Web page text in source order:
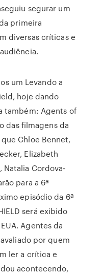
segurar um
primeira
diversas críticas e
um Levando a
hoje dando
também: Agents of
das filmagens da
Chloe Bennet,
Elizabeth
Natalia Cordova-
para a 6ª
episódio da 6ª
será exibido
Agentes da
avaliado por quem
ler a crítica e
acontecendo,